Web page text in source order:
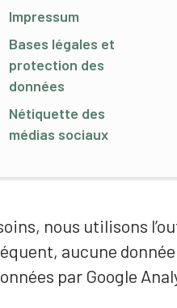
nous utilisons
aucune
par Google
Impressum
Bases légales et
protection des
données
Nétiquette des
médias sociaux